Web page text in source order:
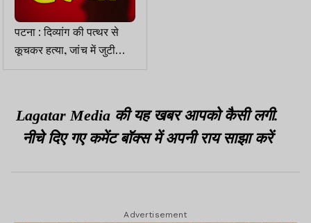
पटना : दिव्यांग की पत्थर से
कूचकर हत्या, जांच में जुटी
पुलिस
Lagatar Media की यह खबर आपको कैसी लगी.
नीचे दिए गए कमेंट बॉक्स में अपनी राय साझा करें
Advertisement